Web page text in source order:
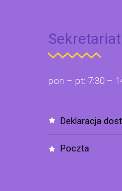
pon – pt: 7:30 –
deklaracja
poczta